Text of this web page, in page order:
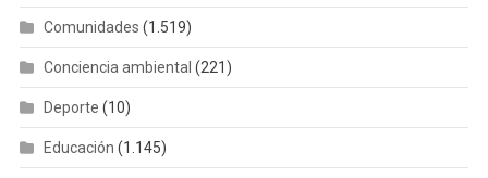
Comunidades (1.519)
Conciencia ambiental (221)
Deporte (10)
Educación (1.145)